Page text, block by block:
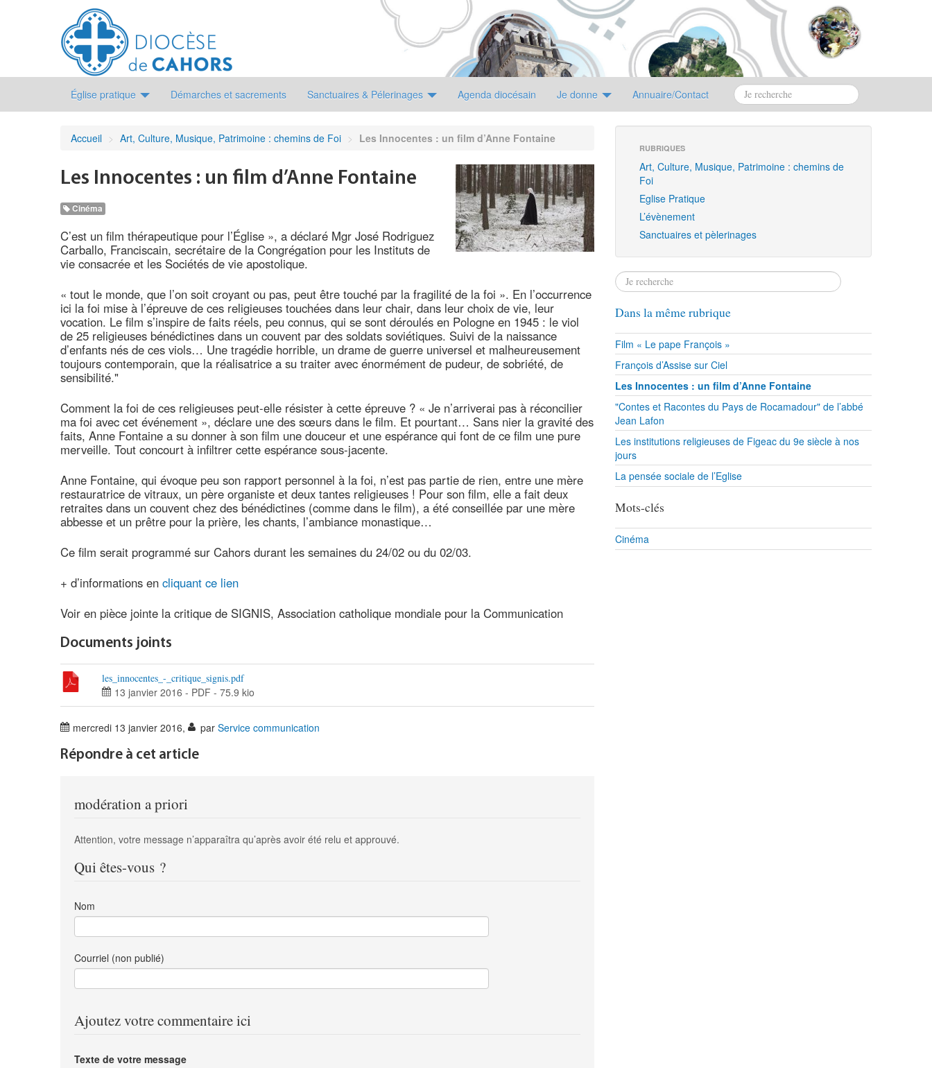
Église pratique Démarches et sacrements Sanctuaires & Pélerinages Agenda diocésain Je donne Annuaire/Contact
Accueil > Art, Culture, Musique, Patrimoine : chemins de Foi > Les Innocentes : un film d’Anne Fontaine
Les Innocentes : un film d’Anne Fontaine
Cinéma
C’est un film thérapeutique pour l’Église », a déclaré Mgr José Rodriguez
Carballo, Franciscain, secrétaire de la Congrégation pour les Instituts de
vie consacrée et les Sociétés de vie apostolique.
« tout le monde, que l’on soit croyant ou pas, peut être touché par la fragilité de la foi ». En l’occurrence
ici la foi mise à l’épreuve de ces religieuses touchées dans leur chair, dans leur choix de vie, leur
vocation. Le film s’inspire de faits réels, peu connus, qui se sont déroulés en Pologne en 1945 : le viol
de 25 religieuses bénédictines dans un couvent par des soldats soviétiques. Suivi de la naissance
d’enfants nés de ces viols… Une tragédie horrible, un drame de guerre universel et malheureusement
toujours contemporain, que la réalisatrice a su traiter avec énormément de pudeur, de sobriété, de
sensibilité."
Comment la foi de ces religieuses peut-elle résister à cette épreuve ? « Je n’arriverai pas à réconcilier
ma foi avec cet événement », déclare une des sœurs dans le film. Et pourtant… Sans nier la gravité des
faits, Anne Fontaine a su donner à son film une douceur et une espérance qui font de ce film une pure
merveille. Tout concourt à infiltrer cette espérance sous-jacente.
Anne Fontaine, qui évoque peu son rapport personnel à la foi, n’est pas partie de rien, entre une mère
restauratrice de vitraux, un père organiste et deux tantes religieuses ! Pour son film, elle a fait deux
retraites dans un couvent chez des bénédictines (comme dans le film), a été conseillée par une mère
abbesse et un prêtre pour la prière, les chants, l’ambiance monastique…
Ce film serait programmé sur Cahors durant les semaines du 24/02 ou du 02/03.
+ d’informations en cliquant ce lien
Voir en pièce jointe la critique de SIGNIS, Association catholique mondiale pour la Communication
Documents joints
les_innocentes_-_critique_signis.pdf
13 janvier 2016 - PDF - 75.9 kio
mercredi 13 janvier 2016, par Service communication
Répondre à cet article
modération a priori
Attention, votre message n’apparaîtra qu’après avoir été relu et approuvé.
Qui êtes-vous ?
Nom
Courriel (non publié)
Ajoutez votre commentaire ici
Texte de votre message
RUBRIQUES
Art, Culture, Musique, Patrimoine : chemins de
Foi
Eglise Pratique
L’évènement
Sanctuaires et pèlerinages
Dans la même rubrique
Film « Le pape François »
François d’Assise sur Ciel
Les Innocentes : un film d’Anne Fontaine
"Contes et Racontes du Pays de Rocamadour" de l’abbé
Jean Lafon
Les institutions religieuses de Figeac du 9e siècle à nos
jours
La pensée sociale de l’Eglise
Mots-clés
Cinéma